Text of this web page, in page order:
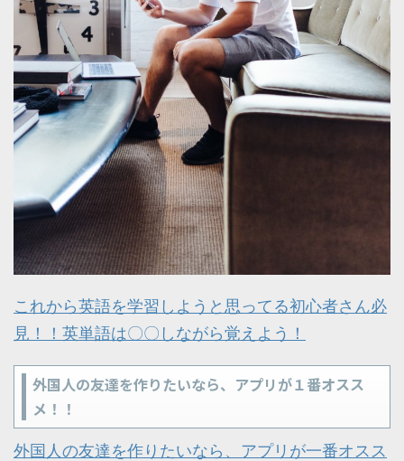
これから英語を学習しようと思ってる初心者さん必
見！！英単語は〇〇しながら覚えよう！
外国人の友達を作りたいなら、アプリが１番オスス
メ！！
外国人の友達を作りたいなら、アプリが一番オスス